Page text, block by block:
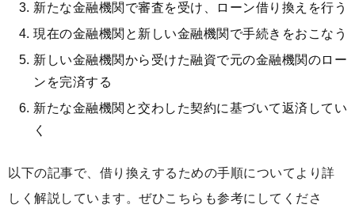
新たな金融機関で審査を受け、ローン借り換えを行う
現在の金融機関と新しい金融機関で手続きをおこなう
新しい金融機関から受けた融資で元の金融機関のロー
ンを完済する
新たな金融機関と交わした契約に基づいて返済してい
く
以下の記事で、借り換えするための手順についてより詳
しく解説しています。ぜひこちらも参考にしてくださ